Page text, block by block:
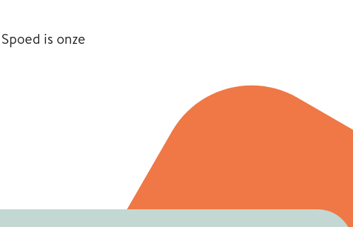
is onze